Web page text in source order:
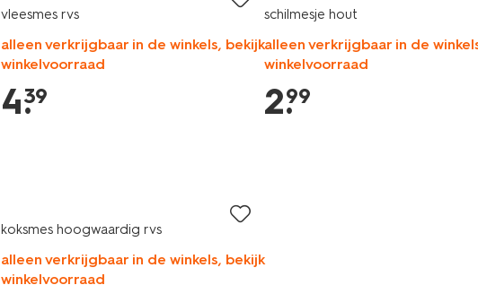
vleesmes rvs
alleen verkrijgbaar in de winkels, bekijk
winkelvoorraad
4.
39
schilmesje hout
alleen verkrijgbaar in de
winkelvoorraad
2.
99
koksmes hoogwaardig rvs
alleen verkrijgbaar in de winkels, bekijk
winkelvoorraad